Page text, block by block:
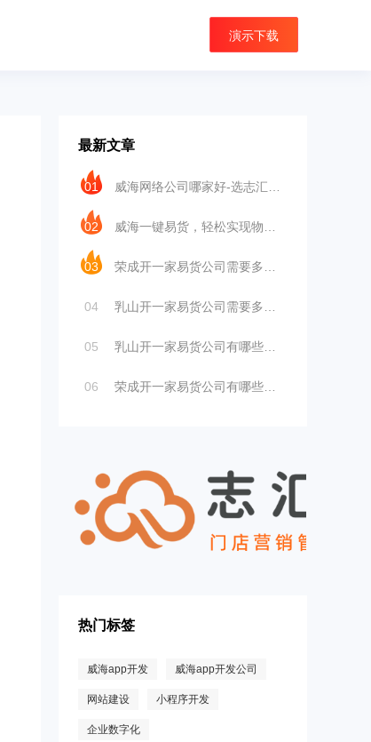
演示下载
最新文章
01 威海网络公司哪家好-选志汇云网络
02 威海一键易货，轻松实现物物交换
03 荣成开一家易货公司需要多少钱？
04 乳山开一家易货公司需要多少钱
05 乳山开一家易货公司有哪些优势？
06 荣成开一家易货公司有哪些优势?
让你豁然开朗的5个营销观点
热门标签
威海app开发 威海app开发公司
网站建设 小程序开发
企业数字化